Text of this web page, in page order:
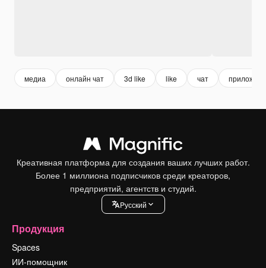
медиа онлайн чат 3d like like чат
Креативная платформа для создания ваших лучших работ.
Более 1 миллиона подписчиков среди креаторов,
предприятий, агентств и студий.
Pусский
Продукция
Spaces
ИИ-помощник